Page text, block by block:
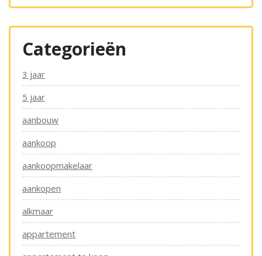
Categorieën
3 jaar
5 jaar
aanbouw
aankoop
aankoopmakelaar
aankopen
alkmaar
appartement